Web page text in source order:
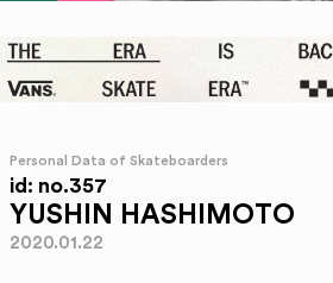
Personal Data of Skateboarders
id: no.357
YUSHIN HASHIMOTO
2020.01.22